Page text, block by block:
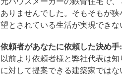
ありませんでした。そもそもが
望とされている生活が実現できな
依頼者があなたに依頼した決め手:
以前より依頼者様と弊社代表は
に対して提案できる建築家ではな